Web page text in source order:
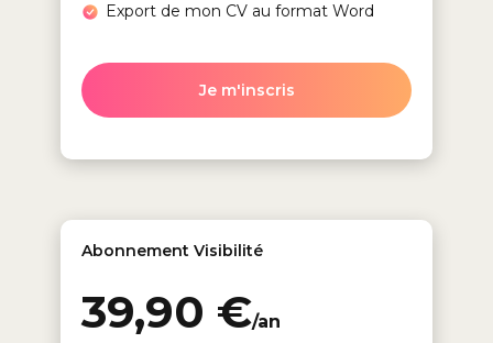
Export de mon CV au format Word
Je m'inscris
Abonnement Visibilité
39,90 €/an